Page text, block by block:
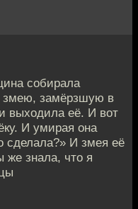
собирала
змею, замёрзшую в
выходила её. И вот
И умирая она
сделала?» И змея её
же знала, что я